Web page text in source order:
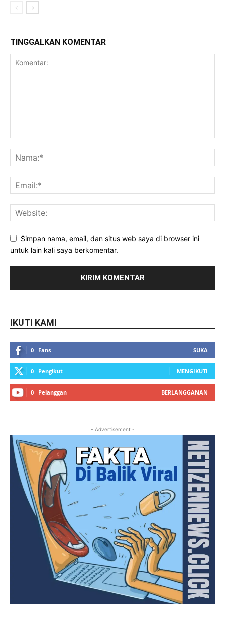
TINGGALKAN KOMENTAR
Simpan nama, email, dan situs web saya di browser ini
untuk lain kali saya berkomentar.
IKUTI KAMI
0 Fans SUKA
0 Pengikut MENGIKUTI
0 Pelanggan BERLANGGANAN
- Advertisement -